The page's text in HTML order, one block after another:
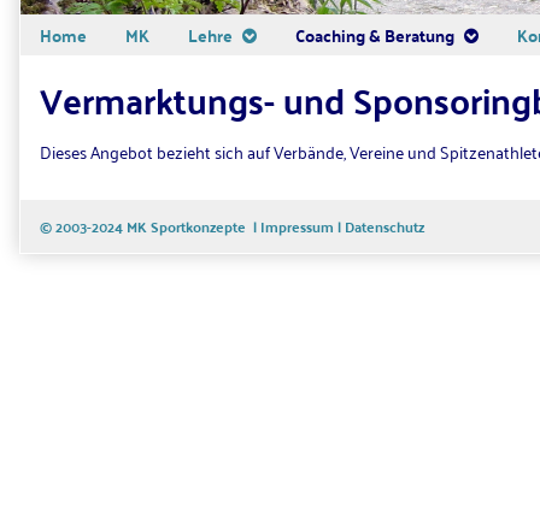
Home MK Lehre Coaching & Beratung
Vermarktungs- und
Dieses Angebot bezieht sich auf Verbände, Vereine und
© 2003-2024 MK Sportkonzepte |Impressum|Datenschutz